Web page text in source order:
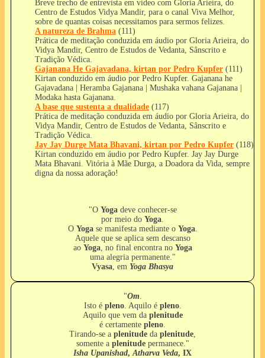
Breve trecho de entrevista em vídeo com Gloria Arieira, do
Centro de Estudos Vidya Mandir, para o canal Viva Melhor,
sobre de quantas coisas necessitamos para sermos felizes.
A natureza de Brahma (111)
Prática de meditação conduzida em áudio por Gloria Arieira, do
Vidya Mandir, Centro de Estudos de Vedanta, Sânscrito e
Tradição Védica.
Gajanana He Gajavadana, kirtan por Pedro Kupfer (111)
Kirtan conduzido em áudio por Pedro Kupfer. Gajanana he
Gajavadana | Heramba Gajanana | Mushaka vahana Gajanana |
Modaka hasta Gajanana.
A base que sustenta a dualidade (117)
Prática de meditação conduzida em áudio por Gloria Arieira, do
Vidya Mandir, Centro de Estudos de Vedanta, Sânscrito e
Tradição Védica.
Jay Jay Durge Mata Bhavani, kirtan por Pedro Kupfer (118)
Kirtan conduzido em áudio por Pedro Kupfer. Jay Jay Durge
Mata Bhavani. Vitória à Mãe Durga, a Doadora da Vida, sempre
digna da nossa adoração!
"O Yogadeve conhecer-se
por meio do Yoga
O Yogase manifesta mediante o Yoga.
Aquele que se aplica sem descanso
ao Yoga, no final encontra no Yoga
uma alegria permanente."
Vyasa , em Yoga Bhasya
"Om.
Isto é pleno. Aquilo é pleno.
Aquilo que vem da plenitude
é certamente pleno
Tirando-se a plenitude da plenitude
somente a plenitudepermanece."
Isha Upanishad, Atharva Veda, IX